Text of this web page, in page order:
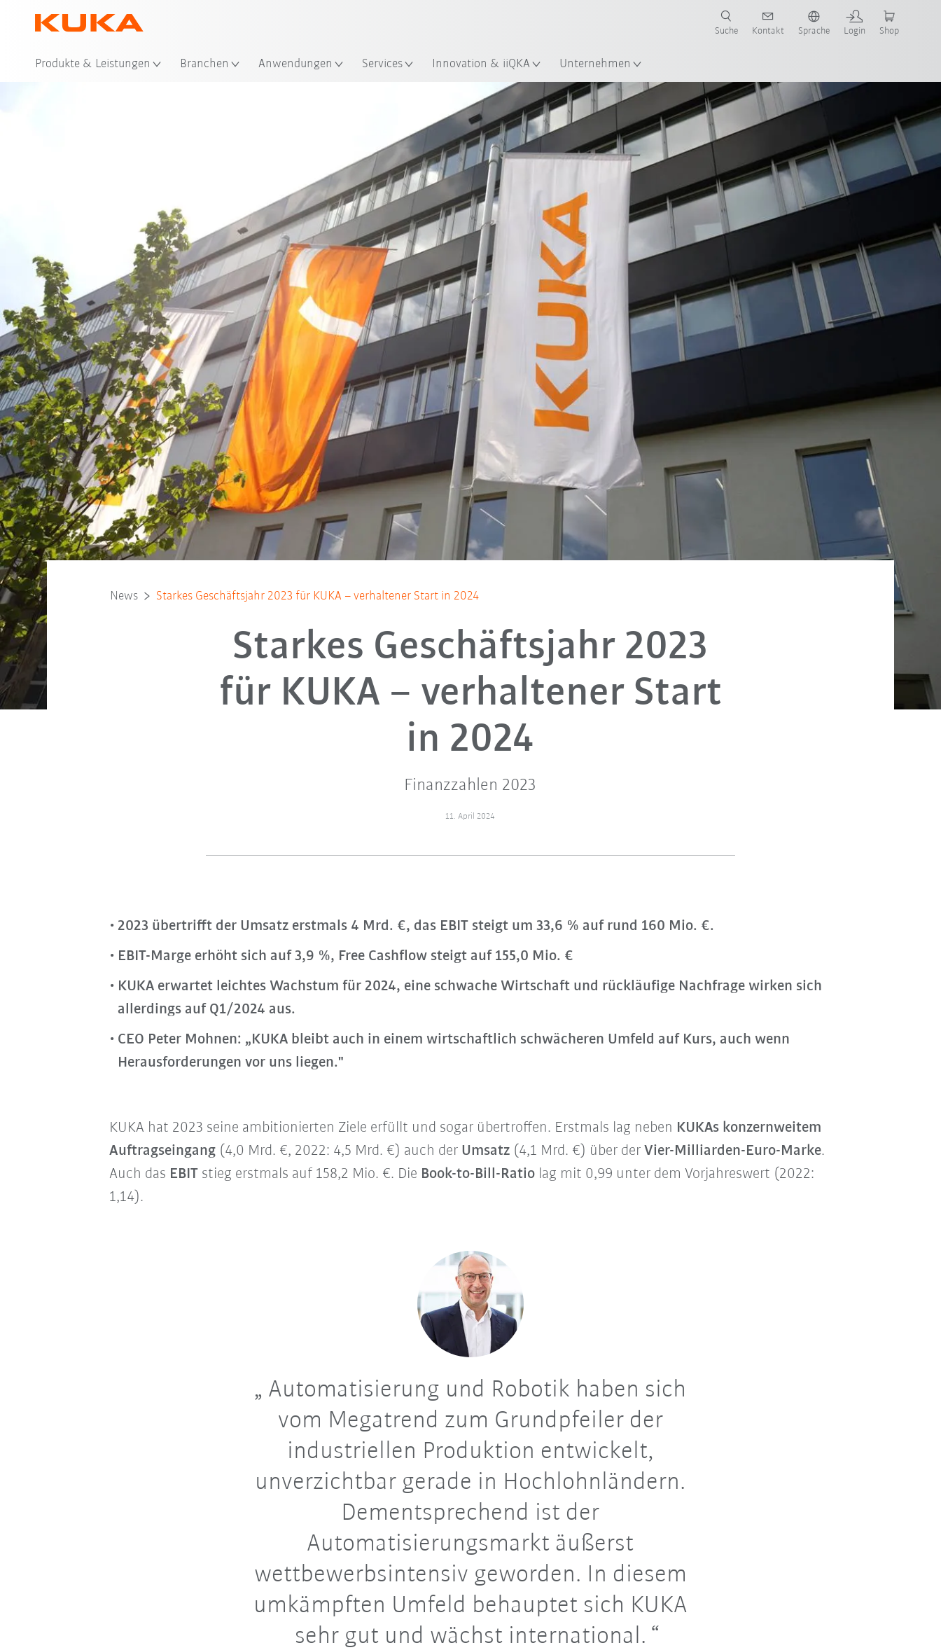
Produkte & Leistungen Branchen Anwendungen Services Innovation & iiQKA Unternehmen
Suche Kontakt Sprache Login Shop
News Starkes Geschäftsjahr 2023 für KUKA – verhaltener Start in 2024
Starkes Geschäftsjahr 2023
für KUKA – verhaltener Start
in 2024
Finanzzahlen 2023
11. April 2024
2023 übertrifft der Umsatz erstmals 4 Mrd. €, das EBIT steigt um 33,6 % auf rund 160 Mio. €.
EBIT-Marge erhöht sich auf 3,9 %, Free Cashflow steigt auf 155,0 Mio. €
KUKA erwartet leichtes Wachstum für 2024, eine schwache Wirtschaft und rückläufige Nachfrage wirken sich
allerdings auf Q1/2024 aus.
CEO Peter Mohnen: „KUKA bleibt auch in einem wirtschaftlich schwächeren Umfeld auf Kurs, auch wenn
Herausforderungen vor uns liegen."
KUKA hat 2023 seine ambitionierten Ziele erfüllt und sogar übertroffen. Erstmals lag neben KUKAs konzernweitem
Auftragseingang (4,0 Mrd. €, 2022: 4,5 Mrd. €) auch der Umsatz (4,1 Mrd. €) über der Vier-Milliarden-Euro-Marke.
Auch das EBIT stieg erstmals auf 158,2 Mio. €. Die Book-to-Bill-Ratiolag mit 0,99 unter dem Vorjahreswert (2022:
1,14).
Automatisierung und Robotik haben sich
vom Megatrend zum Grundpfeiler der
industriellen Produktion entwickelt,
unverzichtbar gerade in Hochlohnländern.
Dementsprechend ist der
Automatisierungsmarkt äußerst
wettbewerbsintensiv geworden. In diesem
umkämpften Umfeld behauptet sich KUKA
sehr gut und wächst international.